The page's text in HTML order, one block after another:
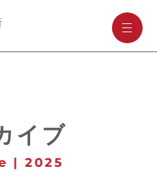
--
イブ
| 2025